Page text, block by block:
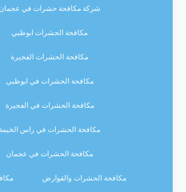
شركة مكافحة حشرات في عجمان
مكافحة الحشرات ابوظبي
مكافحة الحشرات الفجيرة
مكافحة الحشرات في ابوظبي
مكافحة الحشرات في الفجيرة
مكافحة الحشرات في راس الخيمة
مكافحة الحشرات في عجمان
مكافحة الحشرات والقوارض